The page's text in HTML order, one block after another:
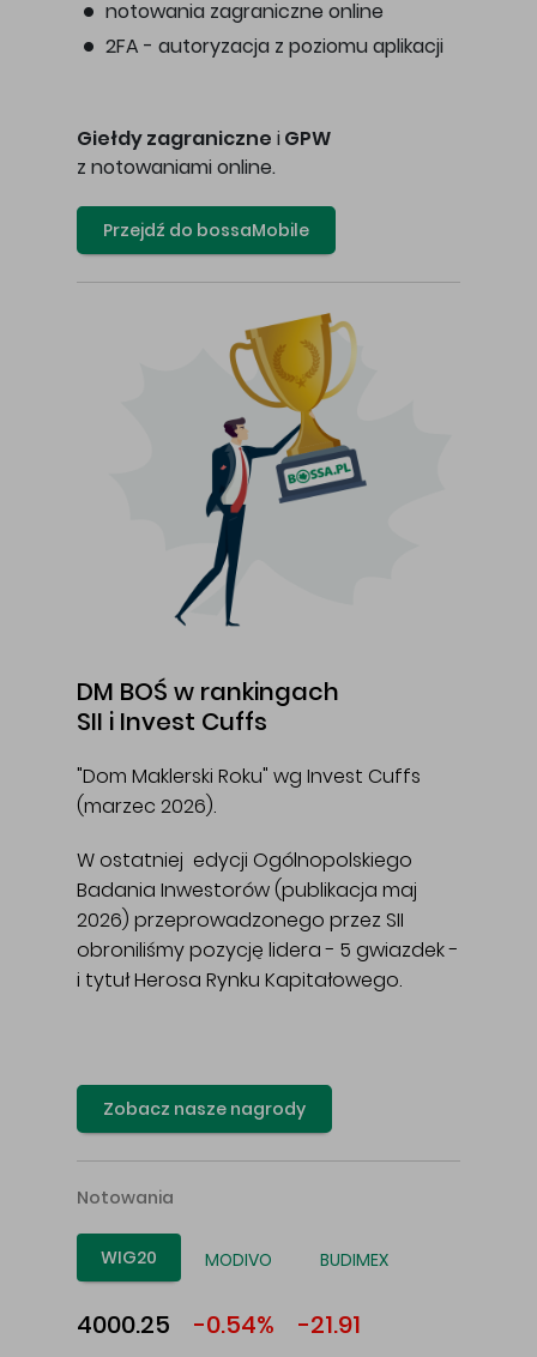
notowania zagraniczne online
2FA - autoryzacja z poziomu aplikacji
Giełdy zagraniczne i GPW
z notowaniami online.
Przejdź do bossaMobile
DM BOŚ w rankingach
SII i Invest Cuffs
"Dom Maklerski Roku" wg Invest Cuffs
(marzec 2026).
W ostatniej edycji Ogólnopolskiego
Badania Inwestorów (publikacja maj
2026) przeprowadzonego przez SII
obroniliśmy pozycję lidera - 5 gwiazdek -
i tytuł Herosa Rynku Kapitałowego.
Zobacz nasze nagrody
Notowania
WIG20 MODIVO BUDIMEX
4000.25 -0.54% -21.91